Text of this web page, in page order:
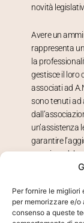
Per fornire le
per memorizzare e/
consenso a queste
novità
Avere un
rappresenta
la
gestisce il loro
associati ad
sono tenuti ad
un’assistenza
garantire
practices del
significa avere
competente,